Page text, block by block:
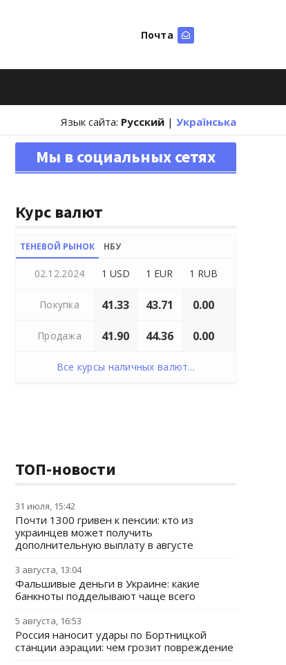
Почта
Язык сайта: Русский | Українська
Мы в социальных сетях
Курс валют
ТЕНЕВОЙ РЫНОК НБУ
02.12.2024 1 USD 1 EUR 1 RUB
Покупка 41.33 43.71 0.00
Продажа 41.90 44.36 0.00
Все курсы наличных валют...
ТОП-новости
31 июля, 15:42
Почти 1300 гривен к пенсии: кто из
украинцев может получить
дополнительную выплату в августе
3 августа, 13:04
Фальшивые деньги в Украине: какие
банкноты подделывают чаще всего
5 августа, 16:53
Россия наносит удары по Бортницкой
станции аэрации: чем грозит повреждение